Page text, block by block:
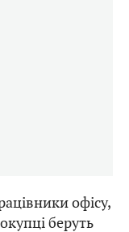
офісу,
беруть